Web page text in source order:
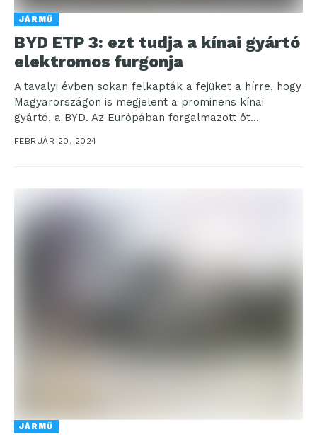
JÁRMŰ
BYD ETP 3: ezt tudja a kínai gyártó
elektromos furgonja
A tavalyi évben sokan felkapták a fejüket a hírre, hogy
Magyarországon is megjelent a prominens kínai
gyártó, a BYD. Az Európában forgalmazott öt...
FEBRUÁR 20, 2024
JÁRMŰ